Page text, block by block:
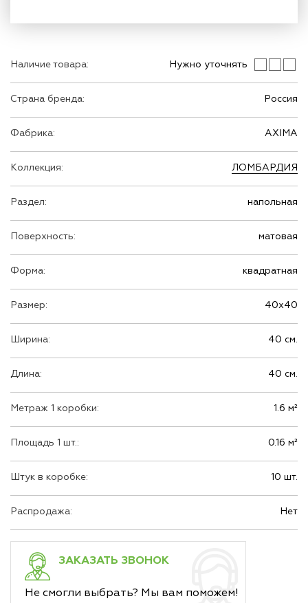
Наличие товара: Нужно уточнять
Страна бренда: Россия
Фабрика: AXIMA
Коллекция: ЛОМБАРДИЯ
Раздел: напольная
Поверхность: матовая
Форма: квадратная
Размер: 40х40
Ширина: 40 см.
Длина: 40 см.
Метраж 1 коробки: 1.6 м²
Площадь 1 шт.: 0.16 м²
Штук в коробке: 10 шт.
Распродажа: Нет
ЗАКАЗАТЬ ЗВОНОК
Не смогли выбрать? Мы вам поможем!